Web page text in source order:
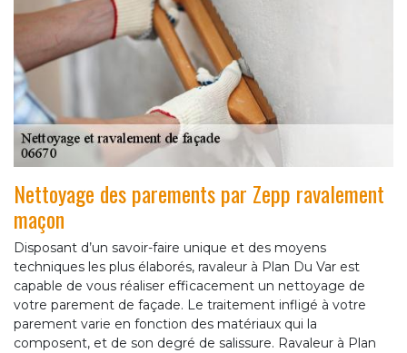
Nettoyage des parements par Zepp ravalement
maçon
Disposant d’un savoir-faire unique et des moyens
techniques les plus élaborés, ravaleur à Plan Du Var est
capable de vous réaliser efficacement un nettoyage de
votre parement de façade. Le traitement infligé à votre
parement varie en fonction des matériaux qui la
composent, et de son degré de salissure. Ravaleur à Plan